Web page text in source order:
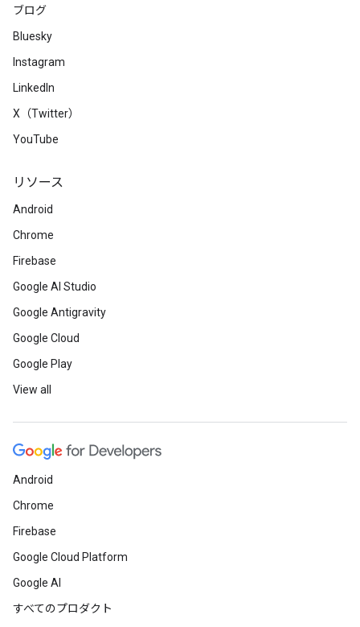
ブログ
Bluesky
Instagram
LinkedIn
X（Twitter）
YouTube
リソース
Android
Chrome
Firebase
Google AI Studio
Google Antigravity
Google Cloud
Google Play
View all
Android
Chrome
Firebase
Google Cloud Platform
Google AI
すべてのプロダクト